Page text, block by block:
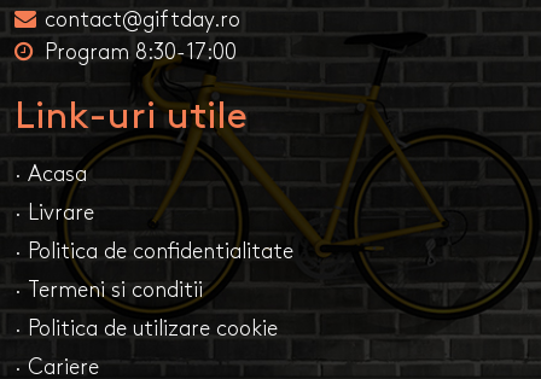
contact@giftday.ro
Program 8:30-17:00
Link-uri utile
· Acasa
· Livrare
· Politica de confidentialitate
· Termeni si conditii
· Politica de utilizare cookie
· Cariere